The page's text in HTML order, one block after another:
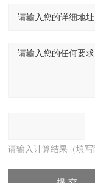
请输入计算结果（填